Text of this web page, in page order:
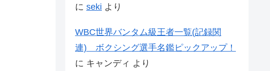
に seki より
WBC世界バンタム級王者一覧(記録関
連) ボクシング選手名鑑ピックアップ！
に キャンディ より